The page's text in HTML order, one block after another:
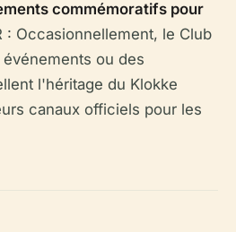
commémoratifs pour
: Occasionnellement, le Club
ou des
l'héritage du Klokke
canaux officiels pour les